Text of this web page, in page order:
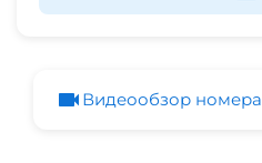
Видеообзор номера